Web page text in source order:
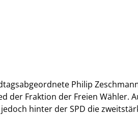
Philip
der Fraktion der Freien Wähler.
hinter der SPD die